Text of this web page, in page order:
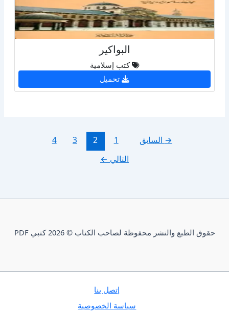
البواكير
كتب إسلامية
تحميل
→ السابق 1
2
3
4
التالي ←
حقوق الطبع والنشر محفوظة لصاحب الكتاب © 2026 كتبي PDF
إتصل بنا
سياسة الخصوصية